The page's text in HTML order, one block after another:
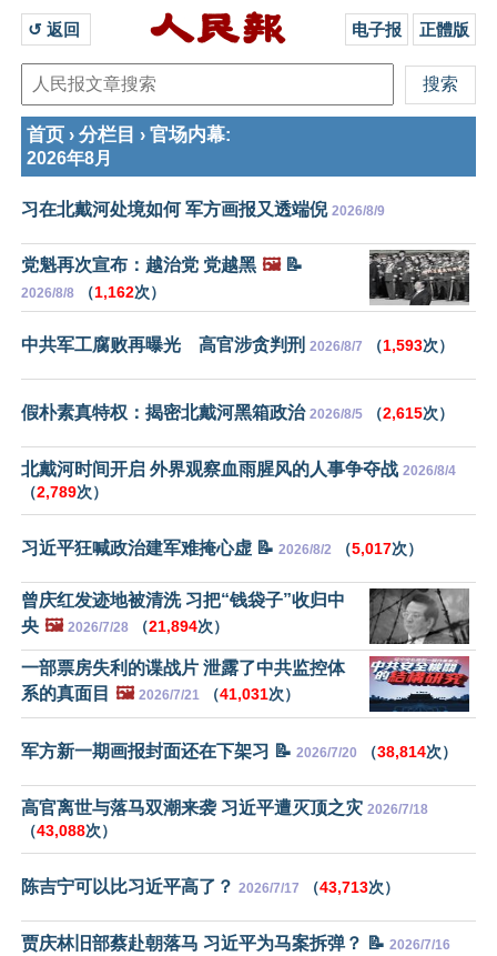
↺ 返回 电子报 正體版
首页 › 分栏目 › 官场内幕:
2026年8月
习在北戴河处境如何 军方画报又透端倪 2026/8/9
党魁再次宣布：越治党 党越黑 🖼️📝
2026/8/8 （1,162次）
中共军工腐败再曝光 高官涉贪判刑 2026/8/7 （1,593次）
假朴素真特权：揭密北戴河黑箱政治 2026/8/5 （2,615次）
北戴河时间开启 外界观察血雨腥风的人事争夺战 2026/8/4
（2,789次）
习近平狂喊政治建军难掩心虚 📝 2026/8/2 （5,017次）
曾庆红发迹地被清洗 习把“钱袋子”收归中
央 🖼️ 2026/7/28 （21,894次）
一部票房失利的谍战片 泄露了中共监控体
系的真面目 🖼️ 2026/7/21 （41,031次）
军方新一期画报封面还在下架习 📝 2026/7/20 （38,814次）
高官离世与落马双潮来袭 习近平遭灭顶之灾 2026/7/18
（43,088次）
陈吉宁可以比习近平高了？ 2026/7/17 （43,713次）
贾庆林旧部蔡赴朝落马 习近平为马案拆弹？ 📝 2026/7/16